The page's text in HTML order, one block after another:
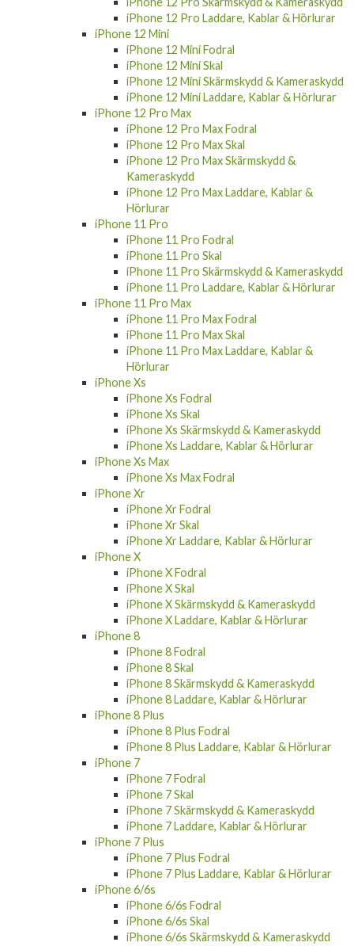
iPhone 12 Pro
iPhone 12 Pro Fodral
iPhone 12 Pro Skal
iPhone 12 Pro Skärmskydd & Kameraskydd
iPhone 12 Pro Laddare, Kablar & Hörlurar
iPhone 12 Mini
iPhone 12 Mini Fodral
iPhone 12 Mini Skal
iPhone 12 Mini Skärmskydd & Kameraskydd
iPhone 12 Mini Laddare, Kablar & Hörlurar
iPhone 12 Pro Max
iPhone 12 Pro Max Fodral
iPhone 12 Pro Max Skal
iPhone 12 Pro Max Skärmskydd &
Kameraskydd
iPhone 12 Pro Max Laddare, Kablar &
Hörlurar
iPhone 11 Pro
iPhone 11 Pro Fodral
iPhone 11 Pro Skal
iPhone 11 Pro Skärmskydd & Kameraskydd
iPhone 11 Pro Laddare, Kablar & Hörlurar
iPhone 11 Pro Max
iPhone 11 Pro Max Fodral
iPhone 11 Pro Max Skal
iPhone 11 Pro Max Laddare, Kablar &
Hörlurar
iPhone Xs
iPhone Xs Fodral
iPhone Xs Skal
iPhone Xs Skärmskydd & Kameraskydd
iPhone Xs Laddare, Kablar & Hörlurar
iPhone Xs Max
iPhone Xs Max Fodral
iPhone Xr
iPhone Xr Fodral
iPhone Xr Skal
iPhone Xr Laddare, Kablar & Hörlurar
iPhone X
iPhone X Fodral
iPhone X Skal
iPhone X Skärmskydd & Kameraskydd
iPhone X Laddare, Kablar & Hörlurar
iPhone 8
iPhone 8 Fodral
iPhone 8 Skal
iPhone 8 Skärmskydd & Kameraskydd
iPhone 8 Laddare, Kablar & Hörlurar
iPhone 8 Plus
iPhone 8 Plus Fodral
iPhone 8 Plus Laddare, Kablar & Hörlurar
iPhone 7
iPhone 7 Fodral
iPhone 7 Skal
iPhone 7 Skärmskydd & Kameraskydd
iPhone 7 Laddare, Kablar & Hörlurar
iPhone 7 Plus
iPhone 7 Plus Fodral
iPhone 7 Plus Laddare, Kablar & Hörlurar
iPhone 6/6s